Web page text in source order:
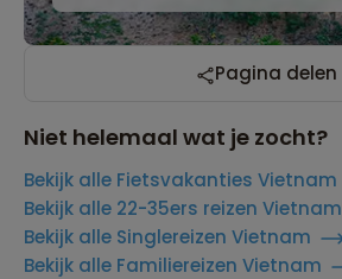
Pagina delen
Niet helemaal wat je zocht?
Bekijk alle Fietsvakanties Vietnam
Bekijk alle 22-35ers reizen Vietnam
Bekijk alle Singlereizen Vietnam
Bekijk alle Familiereizen Vietnam